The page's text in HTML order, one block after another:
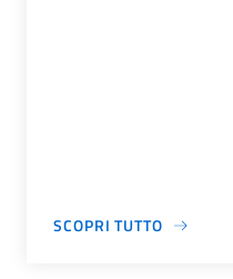
SCOPRI TUTTO